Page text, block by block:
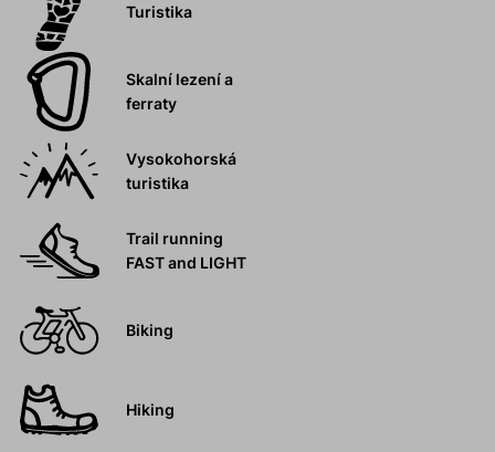
Turistika
Skalní lezení a
ferraty
Vysokohorská
turistika
Trail running
FAST and LIGHT
Biking
Hiking